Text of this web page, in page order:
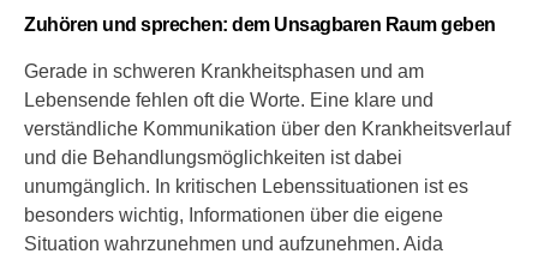
Zuhören und sprechen: dem Unsagbaren Raum geben
Gerade in schweren Krankheitsphasen und am
Lebensende fehlen oft die Worte. Eine klare und
verständliche Kommunikation über den Krankheitsverlauf
und die Behandlungsmöglichkeiten ist dabei
unumgänglich. In kritischen Lebenssituationen ist es
besonders wichtig, Informationen über die eigene
Situation wahrzunehmen und aufzunehmen. Aida